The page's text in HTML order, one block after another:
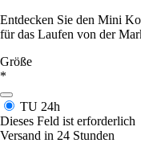
Entdecken Sie den Mini
für das Laufen von der
Größe
*
TU 24h
Dieses Feld ist erforderlich
Versand in 24 Stunden